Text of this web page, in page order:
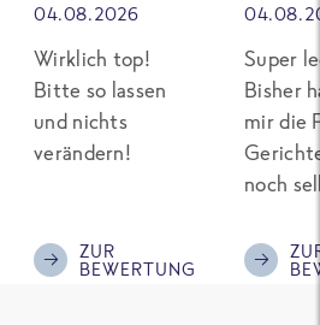
04.08.2026
Wirklich top!
Bitte so lassen
und nichts
verändern!
ZUR
BEWERTUNG
Super
Bisher
mir die
noch
Eiweiß.
was